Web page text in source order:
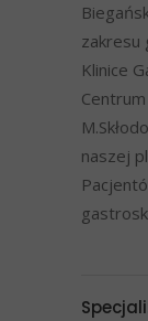
zakresu
Klinice
naszej